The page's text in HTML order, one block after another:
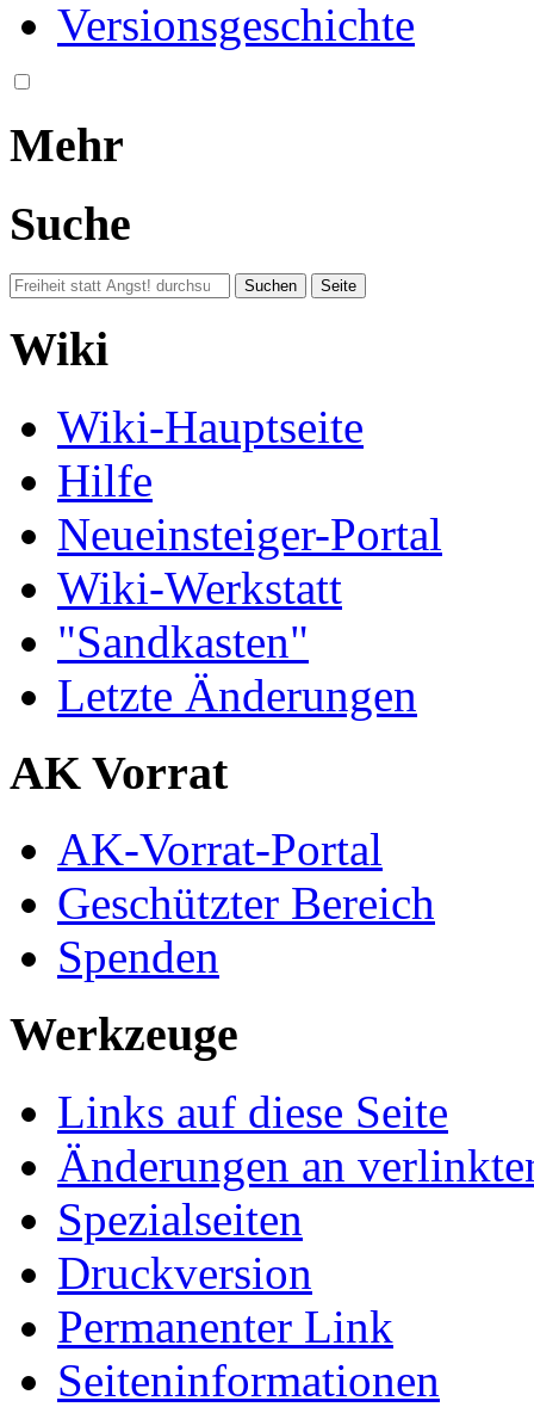
Versionsgeschichte
Mehr
Suche
Wiki
Wiki-Hauptseite
Hilfe
Neueinsteiger-Portal
Wiki-Werkstatt
"Sandkasten"
Letzte Änderungen
AK Vorrat
AK-Vorrat-Portal
Geschützter Bereich
Spenden
Werkzeuge
Links auf diese Seite
Änderungen an
Spezialseiten
Druckversion
Permanenter Link
Seiten­­informationen